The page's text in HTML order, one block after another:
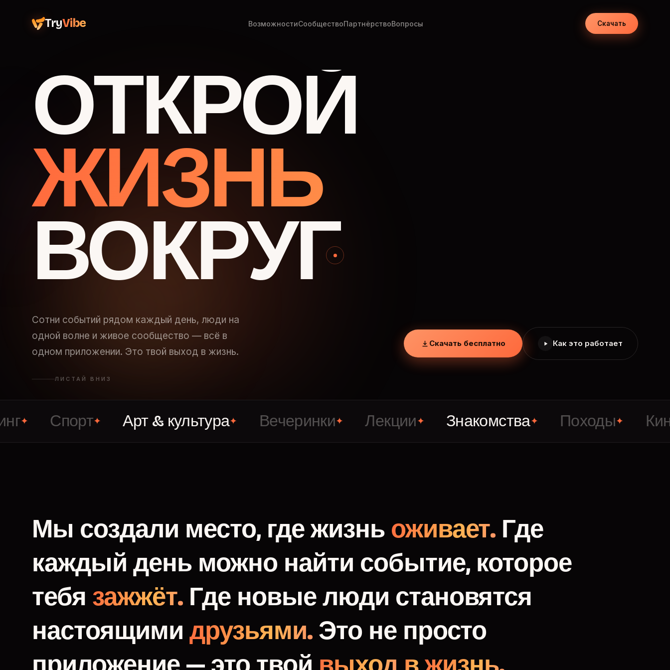
TryVibe ВозможностиСообществоПартнёрствоВопросы Скачать
ОТКРОЙ
ЖИЗНЬ
ВОКРУГ
Сотни событий рядом каждый день, люди на
одной волне и живое сообщество — всё в
одном приложении. Это твой выход в жизнь.
Скачать бесплатно Как это работает
ЛИСТАЙ ВНИЗ
Спорт✦ Арт & культура✦ Вечеринки✦ Лекции✦ Знакомства✦ Походы✦ Кино
Мы создали место, гдежизнь оживает. Где
каждый день можно найти событие, которое
тебя зажжёт. Где новые люди становятся
настоящими друзьями. Это не просто